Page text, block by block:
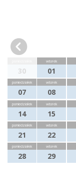
30
wtorek
01
poniedziałek
07
wtorek
08
poniedziałek
14
wtorek
15
poniedziałek
21
wtorek
22
poniedziałek
28
wtorek
29